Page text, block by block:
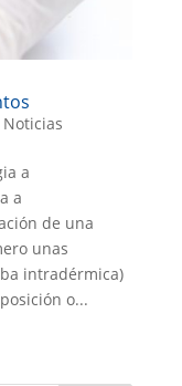
Noticias
a
a
de una
unas
intradérmica)
o...